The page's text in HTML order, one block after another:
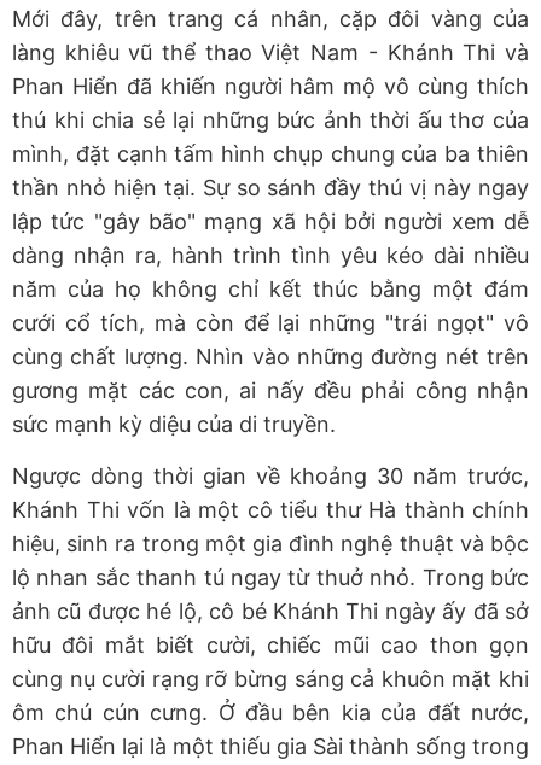
Mới đây, trên trang cá nhân, cặp đôi vàng của
làng khiêu vũ thể thao Việt Nam - Khánh Thi và
Phan Hiển đã khiến người hâm mộ vô cùng thích
thú khi chia sẻ lại những bức ảnh thời ấu thơ của
mình, đặt cạnh tấm hình chụp chung của ba thiên
thần nhỏ hiện tại. Sự so sánh đầy thú vị này ngay
lập tức "gây bão" mạng xã hội bởi người xem dễ
dàng nhận ra, hành trình tình yêu kéo dài nhiều
năm của họ không chỉ kết thúc bằng một đám
cưới cổ tích, mà còn để lại những "trái ngọt" vô
cùng chất lượng. Nhìn vào những đường nét trên
gương mặt các con, ai nấy đều phải công nhận
sức mạnh kỳ diệu của di truyền.
Ngược dòng thời gian về khoảng 30 năm trước,
Khánh Thi vốn là một cô tiểu thư Hà thành chính
hiệu, sinh ra trong một gia đình nghệ thuật và bộc
lộ nhan sắc thanh tú ngay từ thuở nhỏ. Trong bức
ảnh cũ được hé lộ, cô bé Khánh Thi ngày ấy đã sở
hữu đôi mắt biết cười, chiếc mũi cao thon gọn
cùng nụ cười rạng rỡ bừng sáng cả khuôn mặt khi
ôm chú cún cưng. Ở đầu bên kia của đất nước,
Phan Hiển lại là một thiếu gia Sài thành sống trong